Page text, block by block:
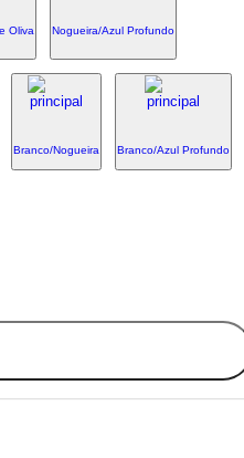
Oliva Nogueira/Azul Profundo
Branco/Nogueira Branco/Azul Profundo